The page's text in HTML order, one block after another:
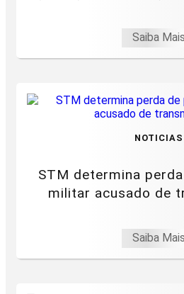
Saiba Mais
NOTICIAS
STM determina
militar acusado de
Saiba Mais